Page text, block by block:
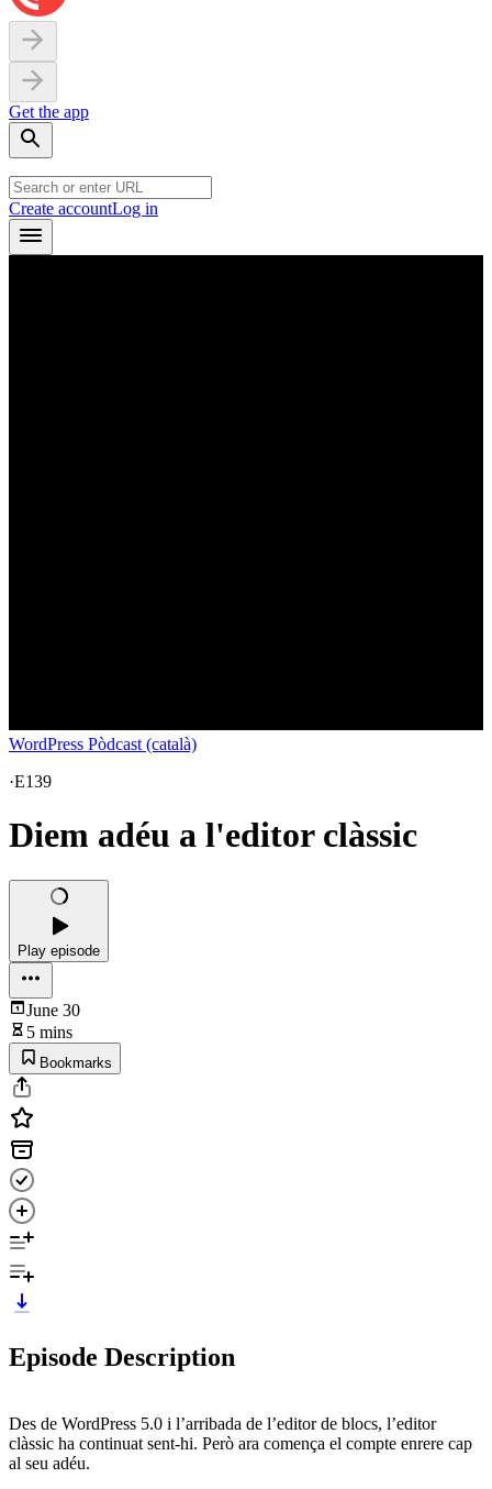
Get the app
Create accountLog in
WordPress Pòdcast (català)
·E139
Diem adéu a l'editor clàssic
Play episode
June 30
5 mins
Bookmarks
Episode Description
Des de WordPress 5.0 i l’arribada de l’editor de blocs, l’editor
clàssic ha continuat sent-hi. Però ara comença el compte enrere cap
al seu adéu.